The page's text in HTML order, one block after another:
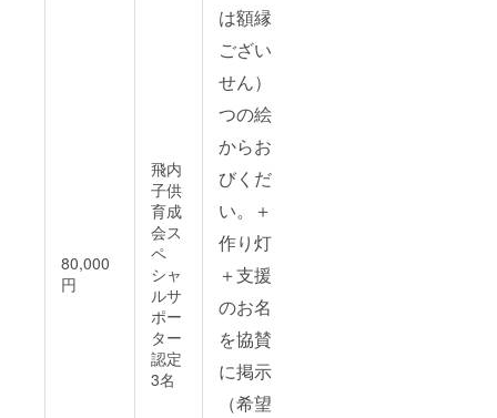
80,000
円
飛内
子供
育成
会ス
ペ
シャ
ルサ
ポー
ター
認定
3名
は額縁は
ございま
せん）三
つの絵柄
からお選
びくださ
い。＋手
作り灯籠
＋支援者
のお名前
を協賛幕
に掲示
（希望者